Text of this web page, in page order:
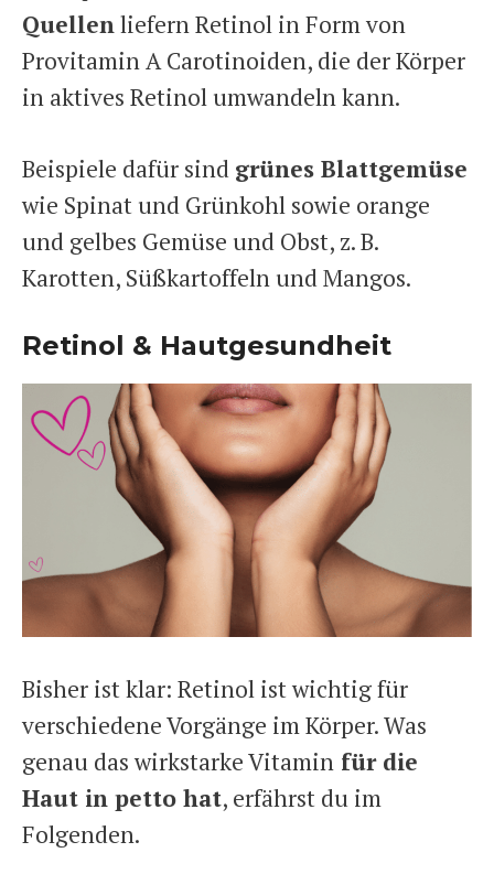
Quellenliefern Retinol in Form von
Provitamin A Carotinoiden, die der Körper
in aktives Retinol umwandeln kann.
Beispiele dafür sind grünes Blattgemüse
wie Spinat und Grünkohl sowie orange
und gelbes Gemüse und Obst, z. B.
Karotten, Süßkartoffeln und Mangos.
Retinol & Hautgesundheit
Bisher ist klar: Retinol ist wichtig für
verschiedene Vorgänge im Körper. Was
genau das wirkstarke Vitamin für die
Haut in petto hat, erfährst du im
Folgenden.